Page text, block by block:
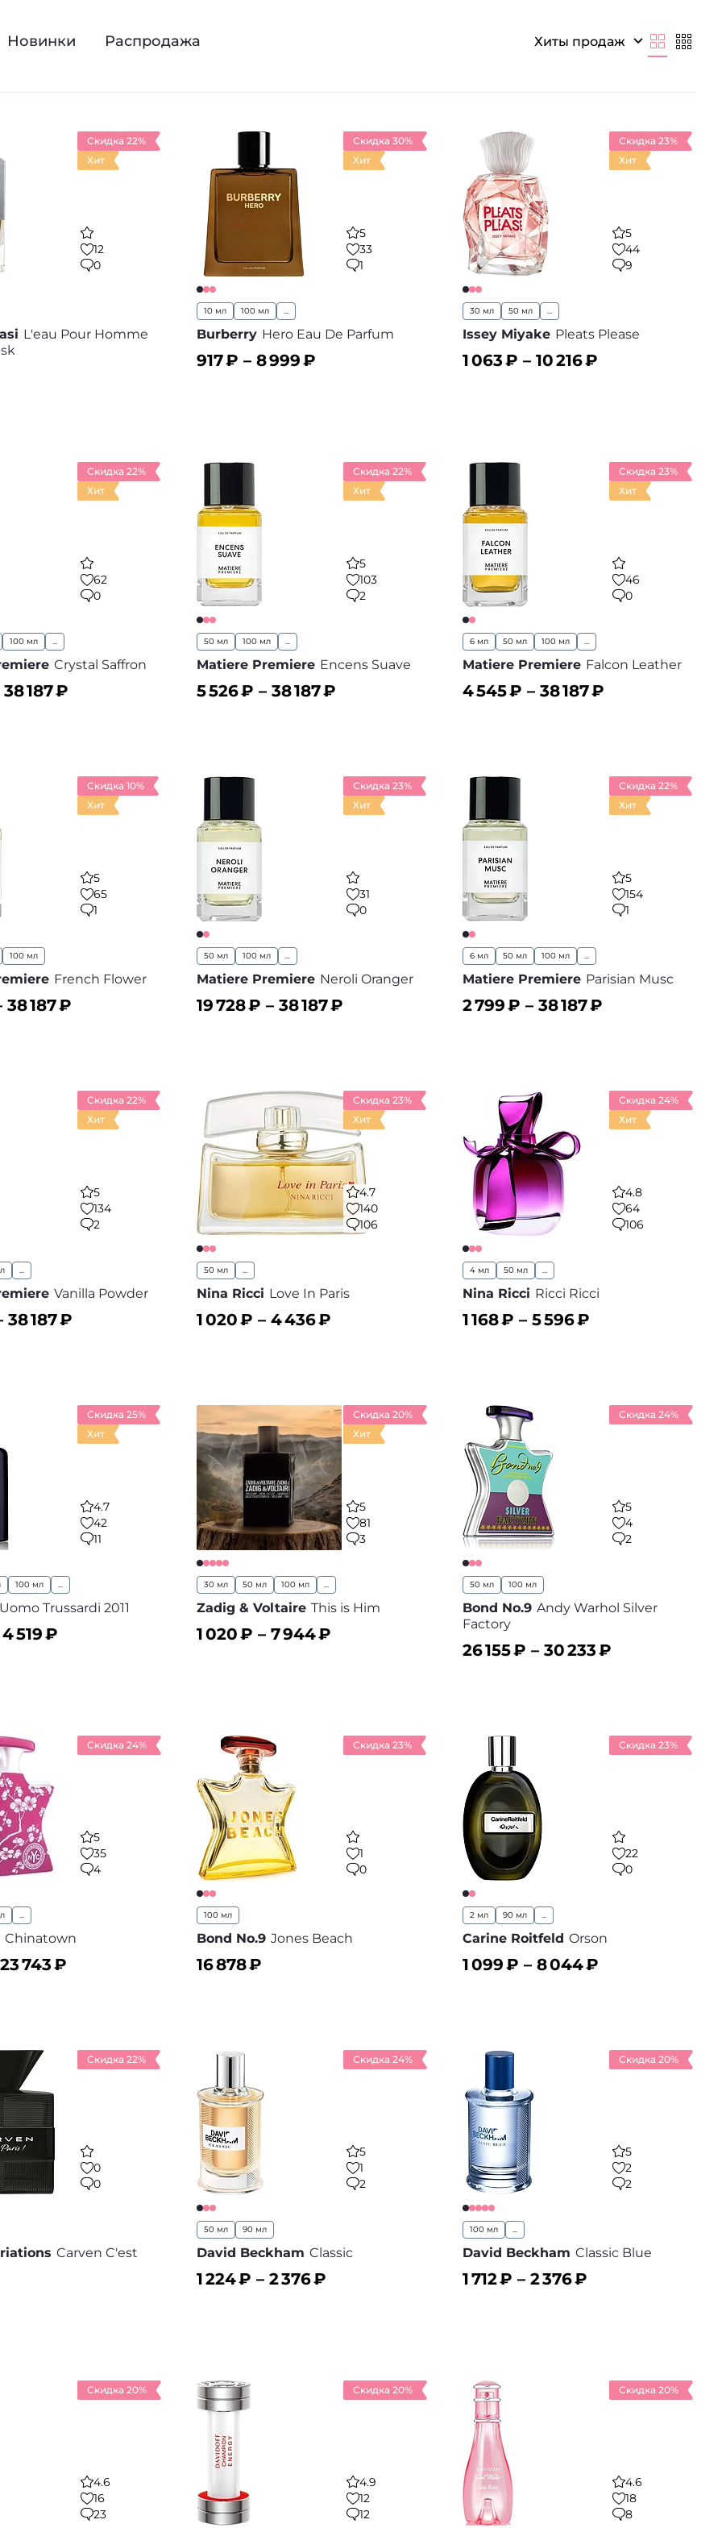
Новинки Распродажа Хиты продаж
Скидка 22%
Хит
12
0
L'eau Pour Homme
Скидка 30%
Хит
5
33
1
10 мл 100 мл ...
Burberry Hero Eau De Parfum
917₽ – 8 999₽
Скидка 23%
Хит
5
44
9
30 мл 50 мл ...
Issey Miyake Pleats Please
1 063₽ – 10 216₽
Скидка 22%
Хит
62
0
100 мл ...
Crystal Saffron
38 187₽
Скидка 22%
Хит
5
103
2
50 мл 100 мл ...
Matiere Premiere Encens Suave
5 526₽ – 38 187₽
Скидка 23%
Хит
46
0
6 мл 50 мл 100 мл ...
Matiere Premiere Falcon Leather
4 545₽ – 38 187₽
Скидка 10%
Хит
5
65
1
100 мл
French Flower
38 187₽
Скидка 23%
Хит
31
0
50 мл 100 мл ...
Matiere Premiere Neroli Oranger
19 728₽ – 38 187₽
Скидка 22%
Хит
5
154
1
6 мл 50 мл 100 мл ...
Matiere Premiere Parisian Musc
2 799₽ – 38 187₽
Скидка 22%
Хит
5
134
2
...
Vanilla Powder
38 187₽
Скидка 23%
Хит
4.7
140
106
50 мл ...
Nina Ricci Love In Paris
1 020₽ – 4 436₽
Скидка 24%
Хит
4.8
64
106
4 мл 50 мл ...
Nina Ricci Ricci Ricci
1 168₽ – 5 596₽
Скидка 25%
Хит
4.7
42
11
100 мл ...
Uomo Trussardi 2011
4 519₽
Скидка 20%
Хит
5
81
3
30 мл 50 мл 100 мл ...
Zadig & Voltaire This is Him
1 020₽ – 7 944₽
Скидка 24%
5
4
2
50 мл 100 мл
Bond No.9 Andy Warhol Silver
Factory
26 155₽ – 30 233₽
Скидка 24%
5
35
4
...
Chinatown
23 743₽
Скидка 23%
1
0
100 мл
Bond No.9 Jones Beach
16 878₽
Скидка 23%
22
0
2 мл 90 мл ...
Carine Roitfeld Orson
1 099₽ – 8 044₽
Скидка 22%
0
0
Carven C'est
Скидка 24%
5
1
2
50 мл 90 мл
David Beckham Classic
1 224₽ – 2 376₽
Скидка 20%
5
2
2
100 мл ...
David Beckham Classic Blue
1 712₽ – 2 376₽
Скидка 20%
4.6
16
23
Скидка 20%
4.9
12
12
Скидка 20%
4.6
18
8